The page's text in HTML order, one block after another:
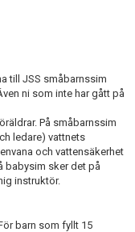
till JSS småbarnssim
ni som inte har gått på
På småbarnssim
ledare) vattnets
och vattensäkerhet
babysim sker det på
instruktör.
barn som fyllt 15